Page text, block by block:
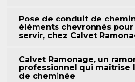
Pose de conduit de
éléments chevronnés pour
servir, chez Calvet
Calvet Ramonage, un
professionnel qui maîtrise
de cheminée